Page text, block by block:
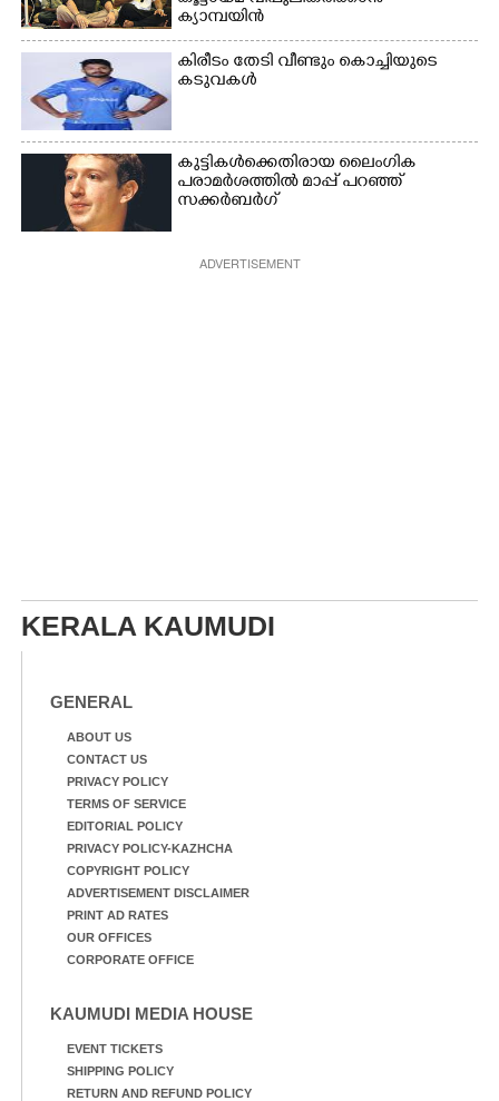
ക്യാമ്പയിൻ
കിരീ‌ടം തേടി വീണ്ടും കൊച്ചിയുടെ
കടുവകൾ
കുട്ടികൾക്കെതിരായ ലൈംഗിക
പരാമർശത്തിൽ മാപ്പ് പറഞ്ഞ്
സക്കർബർഗ്
ADVERTISEMENT
KERALA KAUMUDI
GENERAL
ABOUT US
CONTACT US
PRIVACY POLICY
TERMS OF SERVICE
EDITORIAL POLICY
PRIVACY POLICY-KAZHCHA
COPYRIGHT POLICY
ADVERTISEMENT DISCLAIMER
PRINT AD RATES
OUR OFFICES
CORPORATE OFFICE
KAUMUDI MEDIA HOUSE
EVENT TICKETS
SHIPPING POLICY
RETURN AND REFUND POLICY